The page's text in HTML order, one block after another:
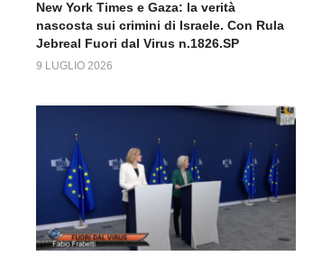
New York Times e Gaza: la verità
nascosta sui crimini di Israele. Con Rula
Jebreal Fuori dal Virus n.1826.SP
9 LUGLIO 2026